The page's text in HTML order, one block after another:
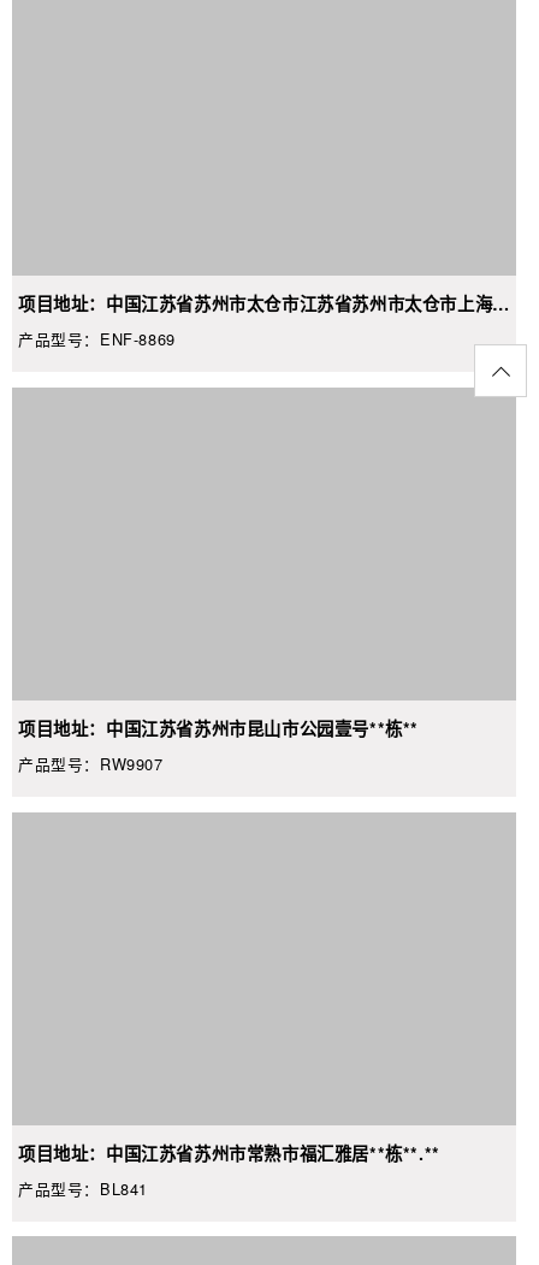
项目地址：中国江苏省苏州市太仓市江苏省苏州市太仓市上海东
路**-**号**-**室宝岛眼镜
产品型号：ENF-8869
项目地址：中国江苏省苏州市昆山市公园壹号**栋**
产品型号：RW9907
项目地址：中国江苏省苏州市常熟市福汇雅居**栋**.**
产品型号：BL841